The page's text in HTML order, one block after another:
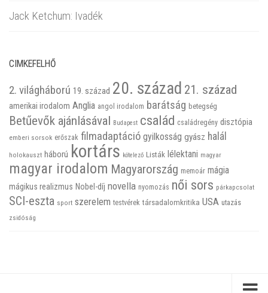
Jack Ketchum: Ivadék
CIMKEFELHŐ
2. világháború 19. század 20. század 21. század
amerikai irodalom Anglia angol irodalom barátság betegség
Betűevők ajánlásával Budapest család családregény disztópia
emberi sorsok erőszak filmadaptáció gyilkosság gyász halál
holokauszt háború kortárs kötelező Listák lélektani magyar
magyar irodalom Magyarország memoár mágia
mágikus realizmus Nobel-díj novella nyomozás női sors párkapcsolat
SCI-eszta sport szerelem testvérek társadalomkritika USA utazás
zsidóság